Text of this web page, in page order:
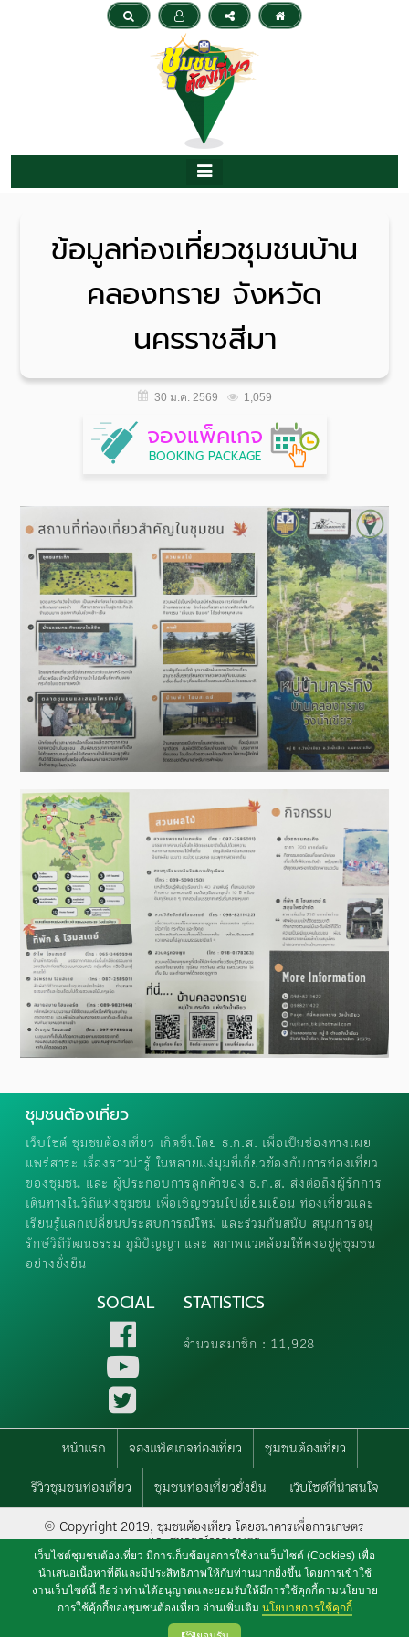
ข้อมูลท่องเที่ยวชุมชนบ้าน
คลองทราย จังหวัด
นครราชสีมา
30 ม.ค. 2569 1,059
จองแพ็คเกจ
BOOKING PACKAGE
ชุมชนต้องเที่ยว
เว็บไซต์ ชุมชนต้องเที่ยว เกิดขึ้นโดย ธ.ก.ส. เพื่อเป็นช่องทางเผย
แพร่สาระ เรื่องราวน่ารู้ ในหลายแง่มุมที่เกี่ยวข้องกับการท่องเที่ยว
ของชุมชน และ ผู้ประกอบการลูกค้าของ ธ.ก.ส. ส่งต่อถึงผู้รักการ
เดินทางในวิถีแห่งชุมชน เพื่อเชิญชวนไปเยี่ยมเยือน ท่องเที่ยวและ
เรียนรู้แลกเปลี่ยนประสบการณ์ใหม่ และร่วมกันสนับ สนุนการอนุ
รักษ์วิถีวัฒนธรรม ภูมิปัญญา และ สภาพแวดล้อมให้คงอยู่คู่ชุมชน
อย่างยั่งยืน
SOCIAL STATISTICS
จำนวนสมาชิก : 11,928
หน้าแรก จองแพ็คเกจท่องเที่ยว ชุมชนต้องเที่ยว
รีวิวชุมชนท่องเที่ยว ชุมชนท่องเที่ยวยั่งยืน เว็บไซต์ที่น่าสนใจ
© Copyright 2019, ชุมชนต้องเทียว โดยธนาคารเพื่อการเกษตร
และสหกรณ์การเกษตร
เว็บไซต์ชุมชนต้องเที่ยว มีการเก็บข้อมูลการใช้งานเว็บไซต์ (Cookies) เพื่อ
นำเสนอเนื้อหาที่ดีและมีประสิทธิภาพให้กับท่านมากยิ่งขึ้น โดยการเข้าใช้
งานเว็บไซต์นี้ ถือว่าท่านได้อนุญาตและยอมรับให้มีการใช้คุกกี้ตามนโยบาย
การใช้คุ้กกี้ของชุมชนต้องเที่ยว อ่านเพิ่มเติม นโยบายการใช้คุกกี้